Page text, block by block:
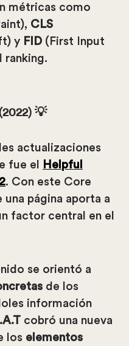
métricas como
CLS
y FID (First Input
ranking.
💡
actualizaciones
fue el
Helpful
. Con este Core
una página aporta a
factor central en el
se orientó a
de los
información
cobró una nueva
los elementos